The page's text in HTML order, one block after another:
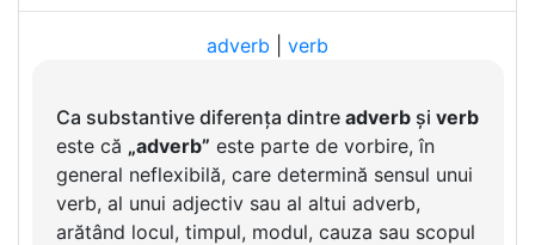
adverb verb
Ca substantive diferența dintre adverbși verb
este că „adverb” este parte de vorbire, în
general neflexibilă, care determină sensul unui
verb, al unui adjectiv sau al altui adverb,
arătând locul, timpul, modul, cauza sau scopul